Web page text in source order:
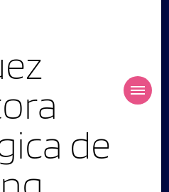
de